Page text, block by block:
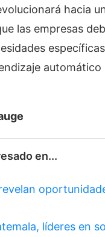
hacia
las empresas
en...
líderes en